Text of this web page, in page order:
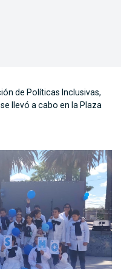
de Políticas Inclusivas,
llevó a cabo en la Plaza